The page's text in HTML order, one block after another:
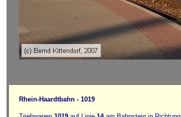
Rhein-Haardtbahn - 1019